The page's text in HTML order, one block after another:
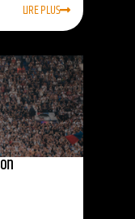
LIRE PLUS